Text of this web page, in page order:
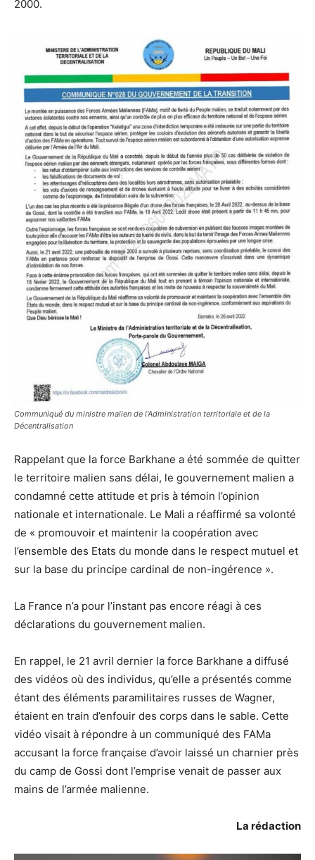
2000.
Communiqué du ministre malien de l’Administration territoriale et de la
Décentralisation
Rappelant que la force Barkhane a été sommée de quitter
le territoire malien sans délai, le gouvernement malien a
condamné cette attitude et pris à témoin l’opinion
nationale et internationale. Le Mali a réaffirmé sa volonté
de « promouvoir et maintenir la coopération avec
l’ensemble des Etats du monde dans le respect mutuel et
sur la base du principe cardinal de non-ingérence ».
La France n’a pour l’instant pas encore réagi à ces
déclarations du gouvernement malien.
En rappel, le 21 avril dernier la force Barkhane a diffusé
des vidéos où des individus, qu’elle a présentés comme
étant des éléments paramilitaires russes de Wagner,
étaient en train d’enfouir des corps dans le sable. Cette
vidéo visait à répondre à un communiqué des FAMa
accusant la force française d’avoir laissé un charnier près
du camp de Gossi dont l’emprise venait de passer aux
mains de l’armée malienne.
La rédaction